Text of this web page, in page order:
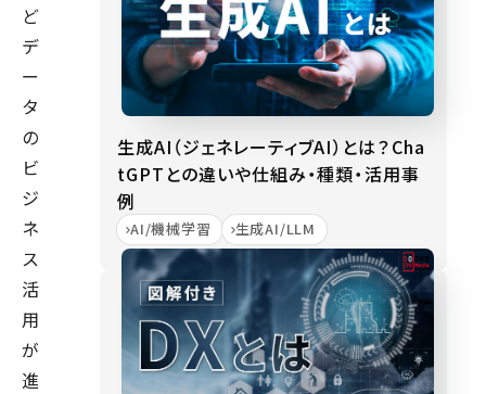
ど
デ
ー
タ
の
ビ
ジ
ネ
ス
活
用
が
進
生成AI（ジェネレーティブAI）とは？Cha
tGPTとの違いや仕組み・種類・活用事
例
AI/機械学習 生成AI/LLM